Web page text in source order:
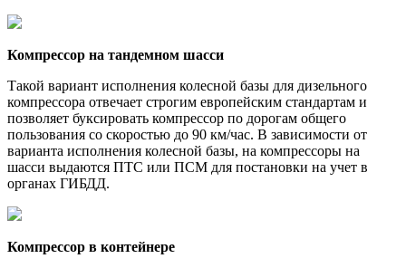
Компрессор на тандемном шасси
Такой вариант исполнения колесной базы для дизельного
компрессора отвечает строгим европейским стандартам и
позволяет буксировать компрессор по дорогам общего
пользования со скоростью до 90 км/час. В зависимости от
варианта исполнения колесной базы, на компрессоры на
шасси выдаются ПТС или ПСМ для постановки на учет в
органах ГИБДД.
Компрессор в контейнере